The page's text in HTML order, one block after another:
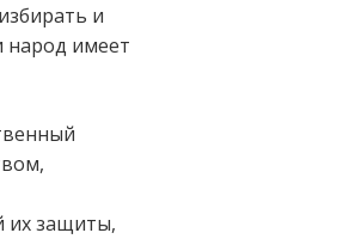
и
народ имеет
их защиты,